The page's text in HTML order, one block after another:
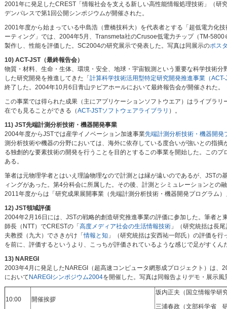
2001年に発足したCREST「情報社会を支える新しい高性能情報処理技術」（
デンパレスで第1回公開シンポジウムが開催された。
2001年度から始まっている中島浩（豊橋技科大）を代表者とする「超低電力化
ーティング」では、2004年5月、Transmeta社のCrusoe低電力チップ（TM-
製作し、性能を評価した。SC2004の研究展示で発表した。写真は同展示のポス
10) ACT-JST（最終報告会）
物質・材料、生命・生体、環境・安全、地球・宇宙観測という重要な科学技術
した研究開発を推進してきた「 計算科学技術活用型特定研究開発推進事業（ACT-
終了した。2004年10月6日青山テピアホールにおいて最終報告会が開催された。
この事業では得られた成果（主にアプリケーションソフトウエア）はライブラ
在でも見ることができる（ACT-JSTソフトウェアライブラリ ）。
11) JST先端計測分析技術・機器開発事業
2004年度からJSTでは産学イノベーション加速事業先端計測分析技術・機器開発
測分析技術や機器の分野においては、海外に依存している度合いが強いとの指
る独創的な要素技術の開発を行うことを目的とするこの事業を開始した。この
ある。
筆者は元物理学者とはいえ理論物理なので計測とは縁が遠いのであるが、JST
ィングがあった。第4分科会に所属した。その後、計測とシミュレーションと
2011年度からは「研究成果展開事業（先端計測分析技術・機器開発プログラム
12) JST領域評価
2004年2月16日には、JSTの戦略的創造研究推進事業の評価に参加した。筆者と
師長（NTT）でCRESTの「 高度メディア社会の生活情報技術」（研究統括は長
夫教授（九大）でさきがけ「情報と知 」（研究統括は安西祐一郎氏）の評価を
を前に、評価するというより、こっちが評価されているような感じで足がすくん
13) NAREGI
2003年4月に発足したNAREGI（超高速コンピュータ網形成プロジェクト）は、
において NAREGIシンポジウム2004を開催した。写真は同報告よりデモ・展示
10:00 開催挨拶
坂内正夫（国立情報学研
三浦春政（文部科学省